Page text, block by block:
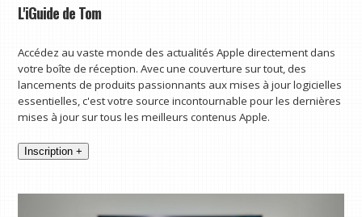
L'iGuide de Tom
Accédez au vaste monde des actualités Apple directement dans
votre boîte de réception. Avec une couverture sur tout, des
lancements de produits passionnants aux mises à jour logicielles
essentielles, c'est votre source incontournable pour les dernières
mises à jour sur tous les meilleurs contenus Apple.
Inscription +